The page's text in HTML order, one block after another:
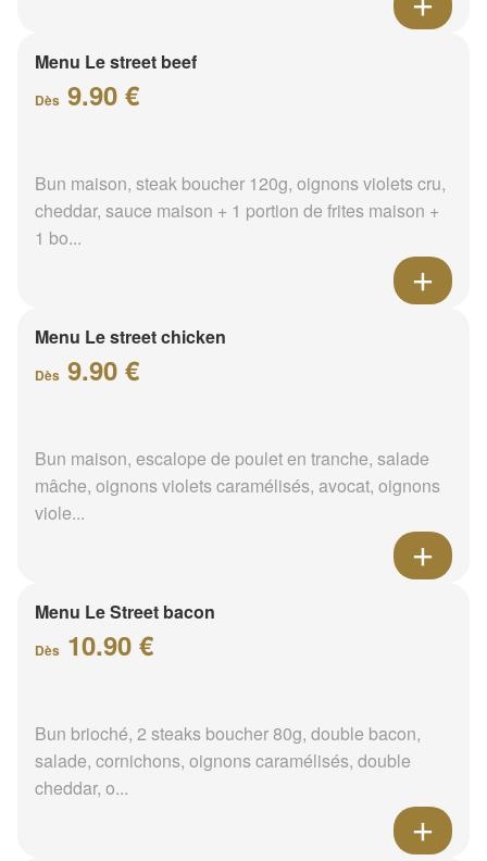
Menu Le street beef
Dès 9.90 €
Bun maison, steak boucher 120g, oignons violets cru,
cheddar, sauce maison + 1 portion de frites maison +
1 bo...
Menu Le street chicken
Dès 9.90 €
Bun maison, escalope de poulet en tranche, salade
mâche, oignons violets caramélisés, avocat, oignons
viole...
Menu Le Street bacon
Dès 10.90 €
Bun brioché, 2 steaks boucher 80g, double bacon,
salade, cornichons, oignons caramélisés, double
cheddar, o...